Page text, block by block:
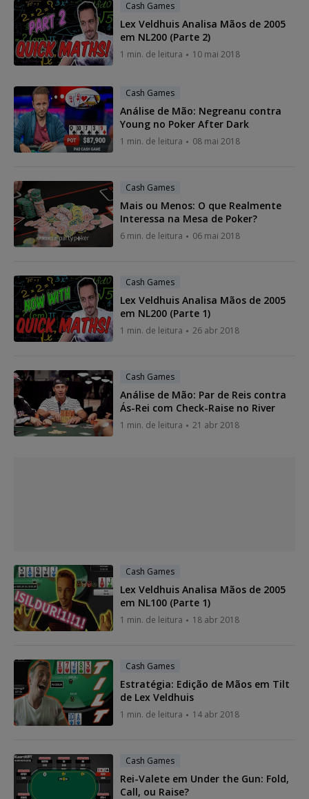
Cash Games
Lex Veldhuis Analisa Mãos de 2005
em NL200 (Parte 2)
1 min. de leitura 10 mai 2018
Cash Games
Análise de Mão: Negreanu contra
Young no Poker After Dark
1 min. de leitura 08 mai 2018
Cash Games
Mais ou Menos: O que Realmente
Interessa na Mesa de Poker?
6 min. de leitura 06 mai 2018
Cash Games
Lex Veldhuis Analisa Mãos de 2005
em NL200 (Parte 1)
1 min. de leitura 26 abr 2018
Cash Games
Análise de Mão: Par de Reis contra
Ás-Rei com Check-Raise no River
1 min. de leitura 21 abr 2018
Cash Games
Lex Veldhuis Analisa Mãos de 2005
em NL100 (Parte 1)
1 min. de leitura 18 abr 2018
Cash Games
Estratégia: Edição de Mãos em Tilt
de Lex Veldhuis
1 min. de leitura 14 abr 2018
Cash Games
Rei-Valete em Under the Gun: Fold,
Call, ou Raise?